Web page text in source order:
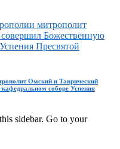
митрополит
Божественную
Пресвятой
Омский и Таврический
соборе Успения
sidebar. Go to your